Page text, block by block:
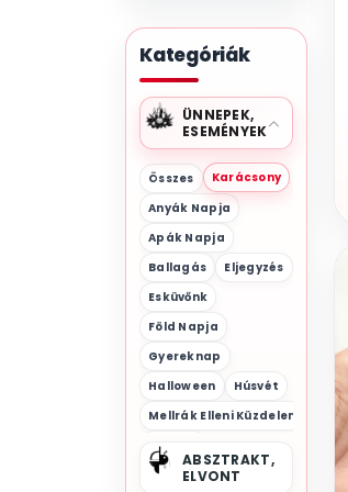
Kategóriák
ÜNNEPEK,
ESEMÉNYEK
Összes
Karácsony
Anyák Napja
Apák Napja
Ballagás
Eljegyzés
Esküvőnk
Föld Napja
Gyereknap
Halloween
Húsvét
Mellrák Elleni Küzdelem
Mikulás
Movember
ABSZTRAKT,
ELVONT